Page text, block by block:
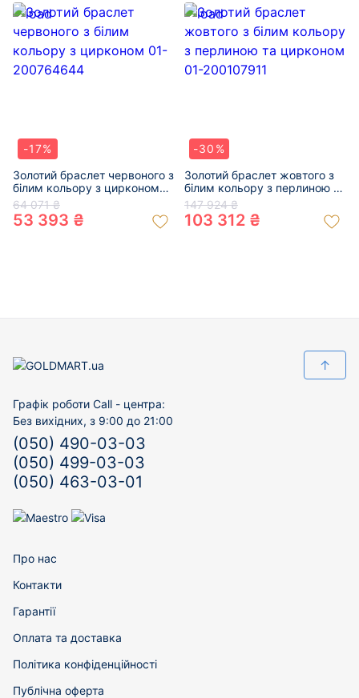
-17%
Золотий браслет червоного з
білим кольору з цирконом
01-200764644
64 071 ₴
53 393 ₴
-30%
Золотий браслет жовтого з
білим кольору з перлиною та
цирконом 01-200107911
147 924 ₴
103 312 ₴
↑
Графік роботи Call - центра:
Без вихідних, з 9:00 до 21:00
(050) 490-03-03
(050) 499-03-03
(050) 463-03-01
Про нас
Контакти
Гарантії
Оплата та доставка
Політика конфіденційності
Публічна оферта